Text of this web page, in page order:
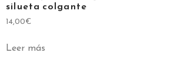
silueta colgante
14,00€
Leer más